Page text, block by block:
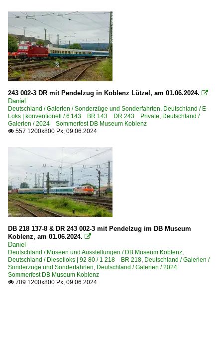
243 002-3 DR mit Pendelzug in Koblenz Lützel, am 01.06.2024. 
Daniel
Deutschland / Galerien / Sonderzüge und Sonderfahrten, Deutschland / E-
Loks | konventionell / 6 143 BR 143 DR 243 Private, Deutschland /
Galerien / 2024 Sommerfest DB Museum Koblenz
 557 1200x800 Px, 09.06.2024
DB 218 137-8 & DR 243 002-3 mit Pendelzug im DB Museum
Koblenz, am 01.06.2024. 
Daniel
Deutschland / Museen und Ausstellungen / DB Museum Koblenz,
Deutschland / Dieselloks | 92 80 / 1 218 BR 218, Deutschland / Galerien /
Sonderzüge und Sonderfahrten, Deutschland / Galerien / 2024
Sommerfest DB Museum Koblenz
 709 1200x800 Px, 09.06.2024